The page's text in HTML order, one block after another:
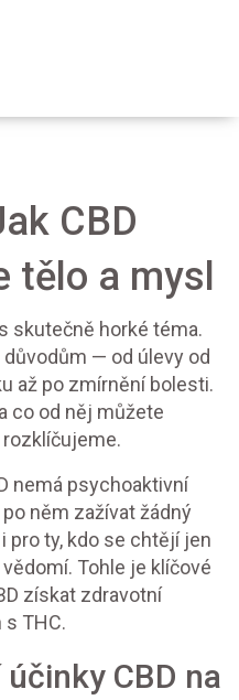
CBD
tělo a mysl
skutečně horké téma.
— od úlevy od
až po zmírnění bolesti.
co od něj můžete
nemá psychoaktivní
něm zažívat žádný
pro ty, kdo se chtějí jen
Tohle je klíčové
získat zdravotní
THC.
CBD na